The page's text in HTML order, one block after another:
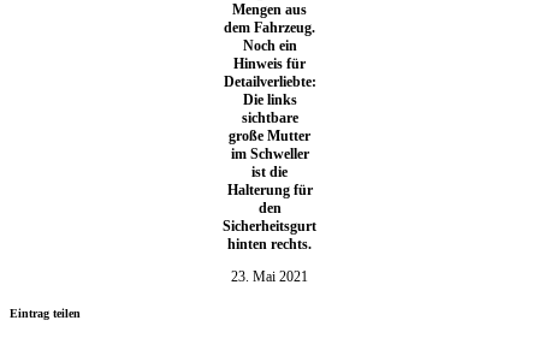
Mengen aus
dem Fahrzeug.
Noch ein
Hinweis für
Detailverliebte:
Die links
sichtbare
große Mutter
im Schweller
ist die
Halterung für
den
Sicherheitsgurt
hinten rechts.
23. Mai 2021
Eintrag teilen